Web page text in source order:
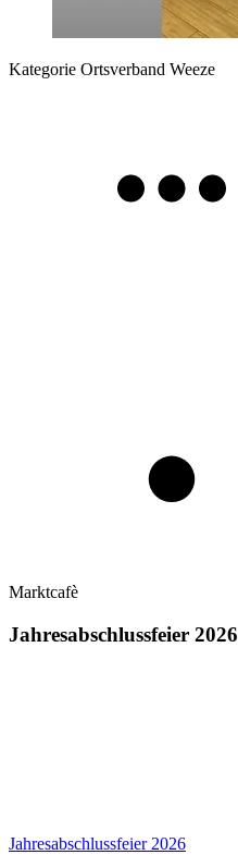
Kategorie Ortsverband Weeze
Marktcafè
Jahresabschlussfeier 2026
Jahresabschlussfeier 2026